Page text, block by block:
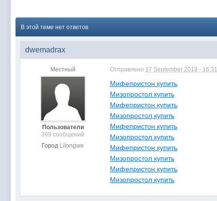
В этой теме нет ответов
dwemadrax
Местный
Пользователи
399 сообщений
Город Lilongwe
Отправлено 17 September 2018 - 16:31
Мифепристон купить
Мизопростол купить
Мифепристон купить
Мизопростол купить
Мифепристон купить
Мизопростол купить
Мифепристон купить
Мизопростол купить
Мифепристон купить
Мизопростол купить